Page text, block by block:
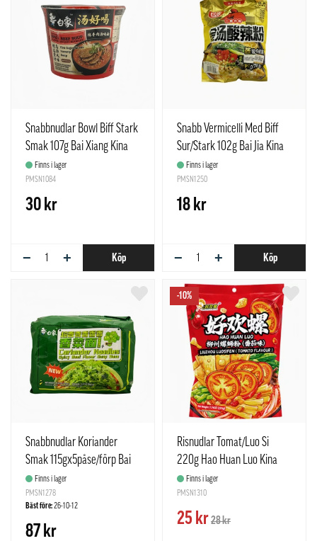
Snabbnudlar Bowl Biff Stark
Smak 107g Bai Xiang Kina
Finns i lager
PMSN1084
30 kr
− + Köp
Snabb Vermicelli Med Biff
Sur/Stark 102g Bai Jia Kina
Finns i lager
PMSN1250
18 kr
− + Köp
Snabbnudlar Koriander
Smak 115gx5påse/förp Bai
Xiang Kina
Finns i lager
PMSN1278
Bäst före:26-10-12
87 kr
-10%
Risnudlar Tomat/Luo Si
220g Hao Huan Luo Kina
Finns i lager
PMSN1310
25 kr28 kr